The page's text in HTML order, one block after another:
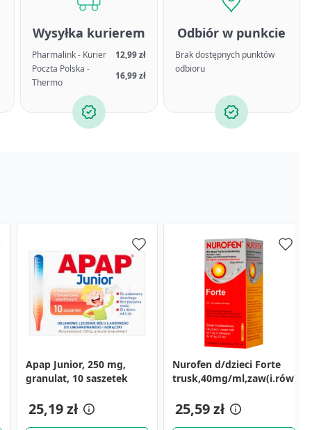
Wysyłka kurierem
Pharmalink - Kurier
12,99 zł
Poczta Polska -
Thermo
16,99 zł
Odbiór w punkcie
Brak dostępnych punktów
odbioru
Apap Junior, 250 mg,
granulat, 10 saszetek
25,19 zł
Nurofen d/dzieci Forte
trusk,40mg/
25,59 zł